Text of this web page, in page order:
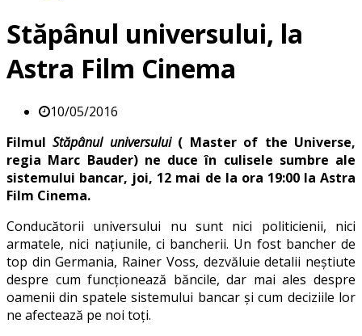
Stăpânul universului, la
Astra Film Cinema
10/05/2016
FilmulStăpânul universului( Master of the Universe,
regia Marc Bauder) ne duce în culisele sumbre ale
sistemului bancar, joi, 12 mai de la ora 19:00 la Astra
Film Cinema.
Conducătorii universului nu sunt nici politicienii, nici
armatele, nici națiunile, ci bancherii. Un fost bancher de
top din Germania, Rainer Voss, dezvăluie detalii neștiute
despre cum funcționează băncile, dar mai ales despre
oamenii din spatele sistemului bancar și cum deciziile lor
ne afectează pe noi toți.